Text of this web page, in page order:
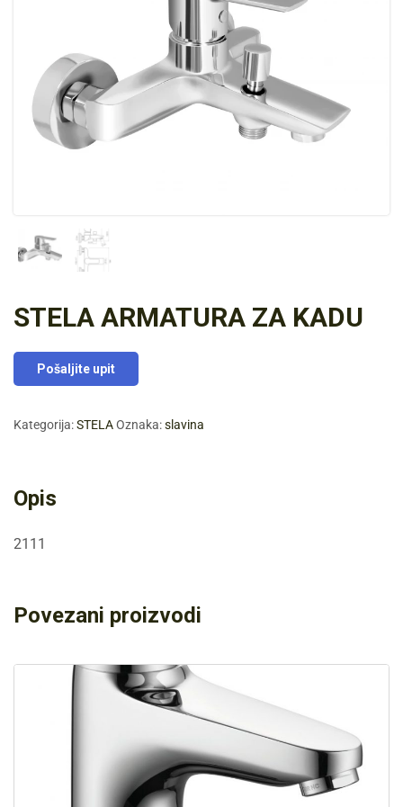
STELA ARMATURA ZA KADU
Pošaljite upit
Kategorija:STELAOznaka:slavina
Opis
2111
Povezani proizvodi